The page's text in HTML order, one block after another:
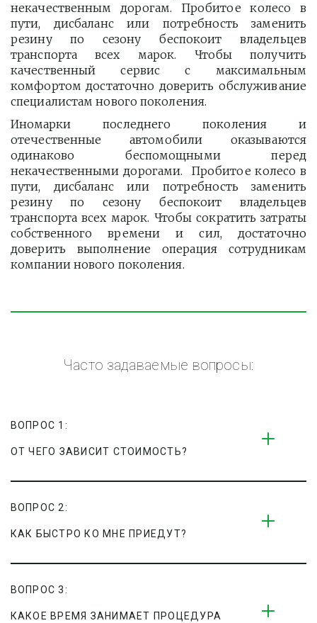
некачественным дорогам. Пробитое колесо в
пути, дисбаланс или потребность заменить
резину по сезону беспокоит владельцев
транспорта всех марок. Чтобы получить
качественный сервис с максимальным
комфортом достаточно доверить обслуживание
специалистам нового поколения.
Иномарки последнего поколения и
отечественные автомобили оказываются
одинаково беспомощными перед
некачественными дорогами. Пробитое колесо в
пути, дисбаланс или потребность заменить
резину по сезону беспокоит владельцев
транспорта всех марок. Чтобы сократить затраты
собственного времени и сил, достаточно
доверить выполнение операция сотрудникам
компании нового поколения.
Часто задаваемые вопросы:
ВОПРОС 1:
ОТ ЧЕГО ЗАВИСИТ СТОИМОСТЬ?
ВОПРОС 2:
КАК БЫСТРО КО МНЕ ПРИЕДУТ?
ВОПРОС 3:
КАКОЕ ВРЕМЯ ЗАНИМАЕТ ПРОЦЕДУРА